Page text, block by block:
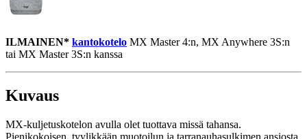
ILMAINEN* kantokotelo MX Master 4:n, MX Anywhere 3S:n
tai MX Master 3S:n kanssa
Kuvaus
MX-kuljetuskotelon avulla olet tuottava missä tahansa.
Pienikokoisen, tyylikkään muotoilun ja tarranauhasulkimen ansiosta